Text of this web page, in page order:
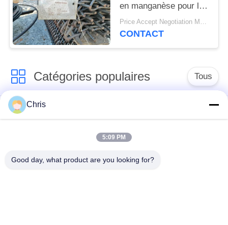
en manganèse pour les
usines de concassage
de pierre
Price Accept Negotiation MOQ:10 pièces
CONTACT
Catégories populaires Tous
matériel non tissé
Chris
5:09 PM
Good day, what product are you looking for?